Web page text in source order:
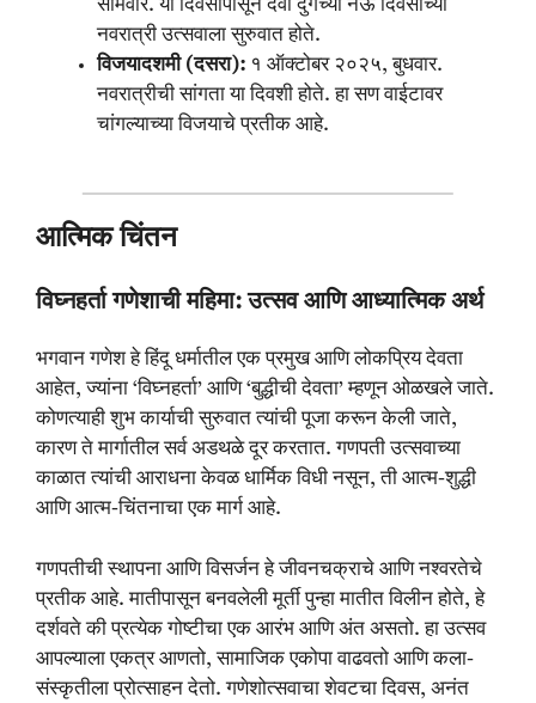
सोमवार. या दिवसापासून देवी दुर्गेच्या नऊ दिवसांच्या
नवरात्री उत्सवाला सुरुवात होते.
विजयादशमी (दसरा): १ ऑक्टोबर २०२५, बुधवार.
नवरात्रीची सांगता या दिवशी होते. हा सण वाईटावर
चांगल्याच्या विजयाचे प्रतीक आहे.
आत्मिक चिंतन
विघ्नहर्ता गणेशाची महिमा: उत्सव आणि आध्यात्मिक अर्थ
भगवान गणेश हे हिंदू धर्मातील एक प्रमुख आणि लोकप्रिय देवता
आहेत, ज्यांना ‘विघ्नहर्ता’ आणि ‘बुद्धीची देवता’ म्हणून ओळखले जाते.
कोणत्याही शुभ कार्याची सुरुवात त्यांची पूजा करून केली जाते,
कारण ते मार्गातील सर्व अडथळे दूर करतात. गणपती उत्सवाच्या
काळात त्यांची आराधना केवळ धार्मिक विधी नसून, ती आत्म-शुद्धी
आणि आत्म-चिंतनाचा एक मार्ग आहे.
गणपतीची स्थापना आणि विसर्जन हे जीवनचक्राचे आणि नश्वरतेचे
प्रतीक आहे. मातीपासून बनवलेली मूर्ती पुन्हा मातीत विलीन होते, हे
दर्शवते की प्रत्येक गोष्टीचा एक आरंभ आणि अंत असतो. हा उत्सव
आपल्याला एकत्र आणतो, सामाजिक एकोपा वाढवतो आणि कला-
संस्कृतीला प्रोत्साहन देतो. गणेशोत्सवाचा शेवटचा दिवस, अनंत